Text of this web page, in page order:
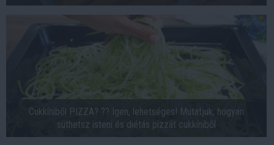
Cukkíniből PIZZA? ?? Igen, lehetséges! Mutatjuk, hogyan
süthetsz isteni és diétás pizzát cukkíniből